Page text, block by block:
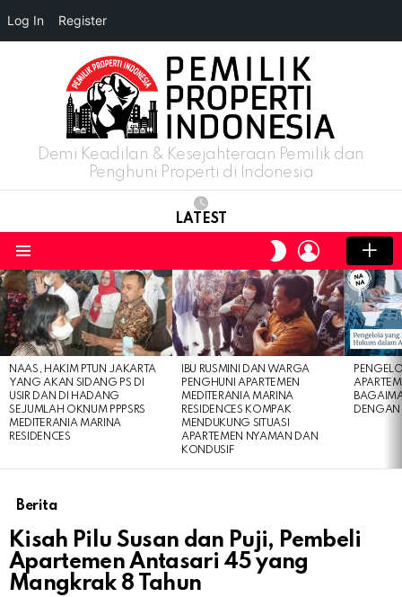
Demi Keadilan & Kesejahteraan Pemilik dan
Penghuni Properti di Indonesia
LATEST
SWITCH
SKIN
LOGIN
LATEST
STORIES
NAAS, HAKIM PTUN JAKARTA
YANG AKAN SIDANG PS DI
USIR DAN DI HADANG
SEJUMLAH OKNUM PPPSRS
MEDITERANIA MARINA
RESIDENCES
IBU RUSMINI DAN WARGA
PENGHUNI APARTEMEN
MEDITERANIA MARINA
RESIDENCES KOMPAK
MENDUKUNG SITUASI
APARTEMEN NYAMAN DAN
KONDUSIF
DENGAN
Berita
Kisah Pilu Susan dan Puji, Pembeli
Apartemen Antasari 45 yang
Mangkrak 8 Tahun
Log In Register